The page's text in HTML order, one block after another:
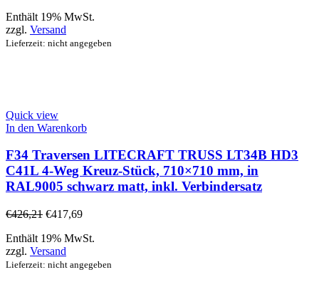
Enthält 19% MwSt.
zzgl. Versand
Lieferzeit: nicht angegeben
Quick view
In den Warenkorb
F34 Traversen LITECRAFT TRUSS LT34B HD3
C41L 4-Weg Kreuz-Stück, 710×710 mm, in
RAL9005 schwarz matt, inkl. Verbindersatz
€426,21 €417,69
Enthält 19% MwSt.
zzgl. Versand
Lieferzeit: nicht angegeben